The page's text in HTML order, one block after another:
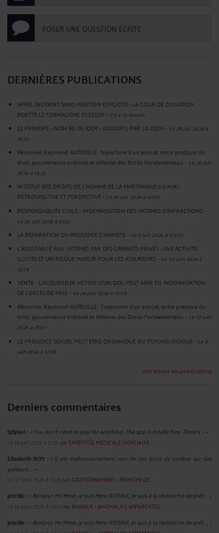
POSER UNE QUESTION ÉCRITE
DERNIÈRES PUBLICATIONS
APPEL INCIDENT SANS MENTION EXPLICITE : LA COUR DE CASSATION
REJETTE LE FORMALISME EXCESSIF- Il y a 15 heures
LE PRINCIPE « NON BIS IN IDEM » ASSOUPLI PAR LA CEDH- Le 28 juil. 2026 à
15:50
Bâtonnier Raymond AUTEVILLE : trajectoire d’un avocat, entre pratique du
droit, gouvernance ordinale et défense des Droits Fondamentaux.- Le 26 juil.
2026 à 15:25
INSTITUT DES DROITS DE L'HOMME DE LA MARTINIQUE (I.D.H.M.) :
RÉTROSPECTIVE ET PERSPECTIVE- Le 26 juil. 2026 à 02:20
RESPONSABILITE CIVILE - INDEMNISATION DES VICTIMES D'INFRACTIONS-
Le 20 juil. 2026 à 02:12
LA REPARATION DU PREJUDICE D’ANXIETE- Le 5 juil. 2026 à 03:00
L'ASSISTANCE AUX VICTIMES PAR DES CABINETS PRIVES : UNE ACTIVITE
ILLICITE ET UN RISQUE MAJEUR POUR LES ASSUREURS- Le 30 juin 2026 à
22:39
VENTE - L'ACQUEREUR VICTIME D'UN DOL PEUT AGIR EN INDEMNISATION
DE L'EXCES DE PRIX- Le 24 juin 2026 à 19:08
Bâtonnier Raymond AUTEVILLE : Trajectoire d’un avocat, entre pratique du
droit, gouvernance ordinale et défense des Droits Fondamentaux.- Le 13 juin
2026 à 18:07
LE PREJUDICE SEXUEL PEUT ETRE ORGANIQUE OU PSYCHOLOGIQUE- Le 8
juin 2026 à 17:38
Voir toutes ses publications
Derniers commentaires
tjdykut :« You don’t need to pay for anything. The app is totally free. There’s ... »
Le 19 juil. 2026 à 11:28 sur EXPERTISE MEDICALE JUDICIAIRE : ...
Elisabeth ROY : « Il est malheureusement rare de nos jours de tomber sur des
prêteurs ... »
Le 27 janv. 2026 à 15:16 sur CAUTIONNEMENT : PRINCIPE DE ...
pricille :« Bonjour Mr/Mme, je suis Mme ROSINE, je suis à la recherche de prêt ... »
Le 16 janv. 2026 à 05:11 sur BANQUE - ANOMALIES APPARENTES ...
pricille :« Bonjour Mr/Mme, je suis Mme ROSINE, je suis à la recherche de prêt ... »